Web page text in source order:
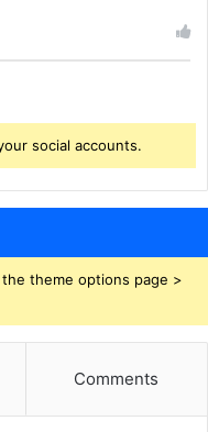
social accounts.
theme options page >
Comments